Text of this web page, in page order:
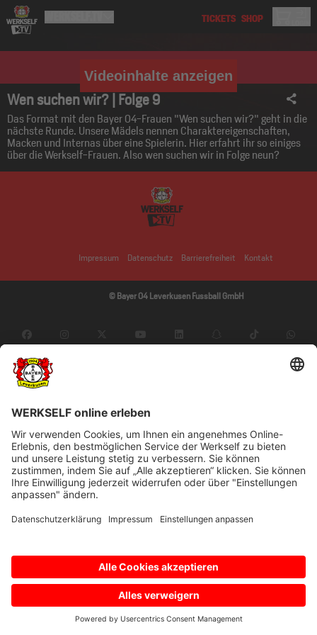
Videoinhalte anzeigen
Wen suchen wir? | Folge 9
Das Format mit den Bayer 04-Frauen "Wen suchen wir?" geht in die
nächste Runde. Unsere Mädels nennen Charaktereigenschaften,
Macken und Internas über eine Spielerin. Hier erfahrt ihr so einiges
über die Werkself-Frauen. Also wen suchen wir in Folge neun?
Impressum Datenschutz Barrierefreiheit Kontakt
© Bayer 04 Leverkusen Fussball GmbH